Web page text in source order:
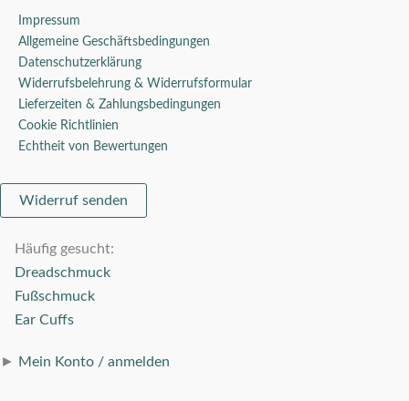
Impressum
Allgemeine Geschäftsbedingungen
Datenschutzerklärung
Widerrufsbelehrung & Widerrufsformular
Lieferzeiten & Zahlungsbedingungen
Cookie Richtlinien
Echtheit von Bewertungen
Widerruf senden
Häufig gesucht:
Dreadschmuck
Fußschmuck
Ear Cuffs
► Mein Konto / anmelden